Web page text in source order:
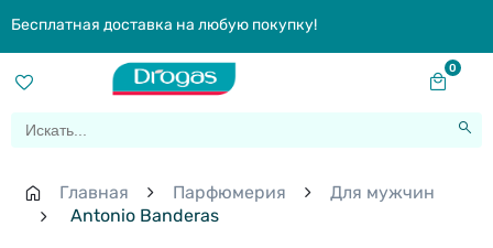
Бесплатная доставка на любую покупку!
0
Главная Парфюмерия
Для мужчин
Antonio Banderas